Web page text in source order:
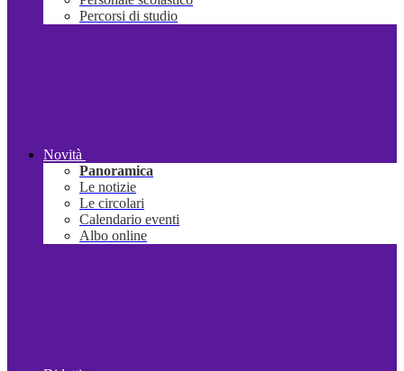
Percorsi di studio
Novità
Panoramica
Le notizie
Le circolari
Calendario eventi
Albo online